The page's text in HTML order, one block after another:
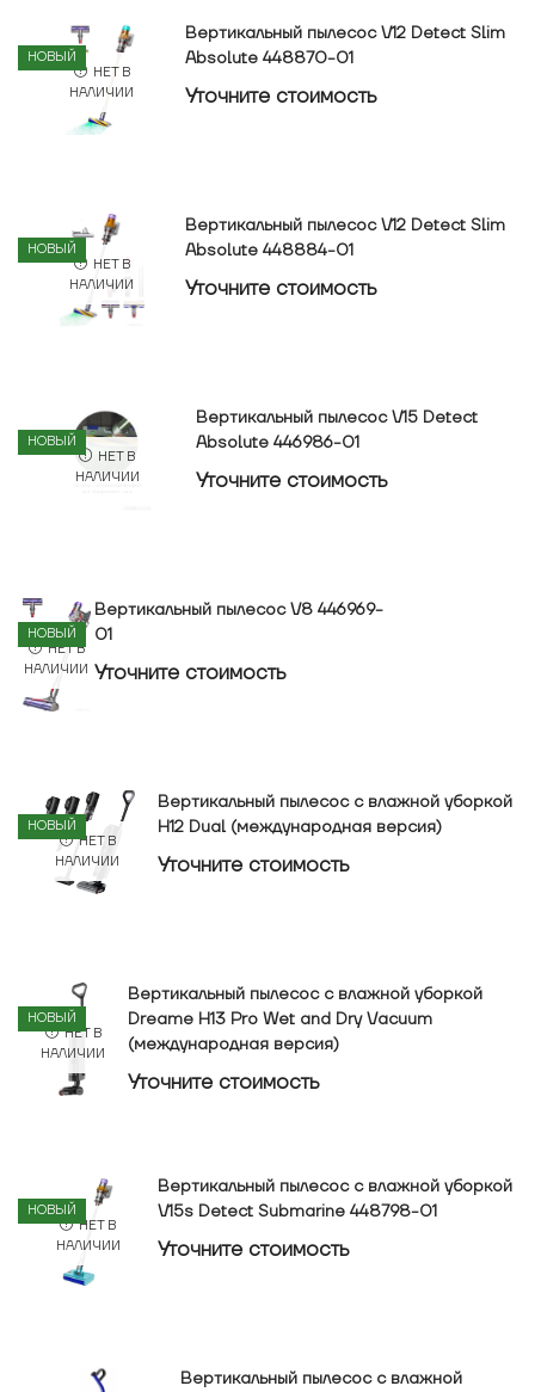
НОВЫЙ
НЕТ В
НАЛИЧИИ
Вертикальный пылесос V12 Detect Slim
Absolute 448870-01
Уточнитe стоимость
НОВЫЙ
НЕТ В
НАЛИЧИИ
Вертикальный пылесос V12 Detect Slim
Absolute 448884-01
Уточнитe стоимость
НОВЫЙ
НЕТ В
НАЛИЧИИ
Вертикальный пылесос V15 Detect
Absolute 446986-01
Уточнитe стоимость
НОВЫЙ
НЕТ В
НАЛИЧИИ
Вертикальный пылесос V8 446969-
01
Уточнитe стоимость
НОВЫЙ
НЕТ В
НАЛИЧИИ
Вертикальный пылесос с влажной уборкой
H12 Dual (международная версия)
Уточнитe стоимость
НОВЫЙ
НЕТ В
НАЛИЧИИ
Вертикальный пылесос с влажной уборкой
Dreame H13 Pro Wet and Dry Vacuum
(международная версия)
Уточнитe стоимость
НОВЫЙ
НЕТ В
НАЛИЧИИ
Вертикальный пылесос с влажной уборкой
V15s Detect Submarine 448798-01
Уточнитe стоимость
Вертикальный пылесос с влажной